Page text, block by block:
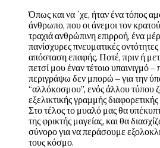
Όπως και να ΄χε, ήταν ένα τόπος
άνθρωπο, που οι άνεμοι τον
τραχιά ανθρώπινη επιρροή, ένα
πανίσχυρες πνευματικές
απόσταση επαφής. Ποτέ, πριν ή
πετσί μου έναν τέτοιο υπαινιγμό
περιγράψω δεν μπορώ – για την
“αλλόκοσμου”, ενός άλλου τύπου
εξελικτικής γραμμής
Στο τέλος το μυαλό μας θα
της φρικτής μαγείας, και θα
σύνορο για να περάσουμε
τους κόσμο.